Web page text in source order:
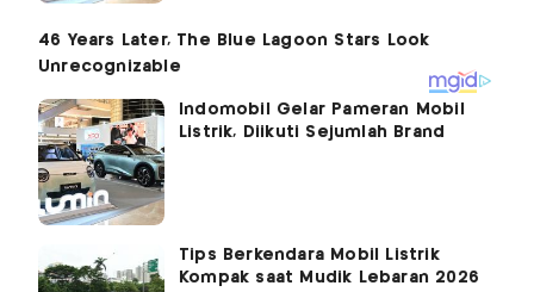
Indomobil Gelar Pameran Mobil
Listrik, Diikuti Sejumlah Brand
Tips Berkendara Mobil Listrik
Kompak saat Mudik Lebaran 2026